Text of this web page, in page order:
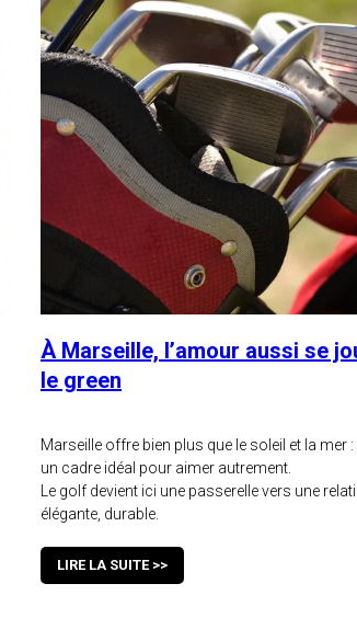
À Marseille, l’amour aussi se
le green
Marseille offre bien plus que le soleil et la mer
un cadre idéal pour aimer autrement.
Le golf devient ici une passerelle vers une
élégante, durable.
LIRE LA SUITE >>